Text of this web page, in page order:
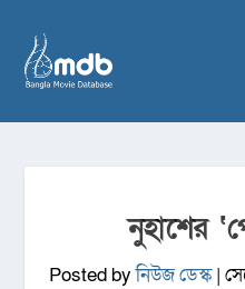
নুহাশের
Posted byনিউজ ডেস্ক|